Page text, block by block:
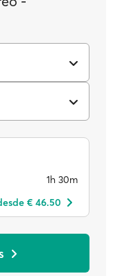
1h 30m
€ 46.50